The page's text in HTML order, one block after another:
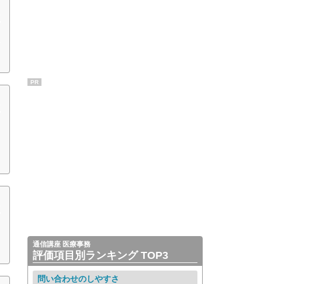
PR
通信講座 医療事務
評価項目別ランキング TOP3
問い合わせのしやすさ